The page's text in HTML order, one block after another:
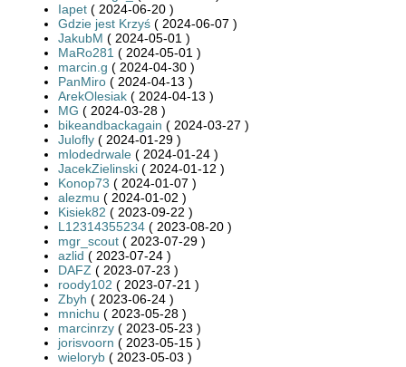
Iapet ( 2024-06-20 )
Gdzie jest Krzyś ( 2024-06-07 )
JakubM ( 2024-05-01 )
MaRo281 ( 2024-05-01 )
marcin.g ( 2024-04-30 )
PanMiro ( 2024-04-13 )
ArekOlesiak ( 2024-04-13 )
MG ( 2024-03-28 )
bikeandbackagain ( 2024-03-27 )
Julofly ( 2024-01-29 )
mlodedrwale ( 2024-01-24 )
JacekZielinski ( 2024-01-12 )
Konop73 ( 2024-01-07 )
alezmu ( 2024-01-02 )
Kisiek82 ( 2023-09-22 )
L12314355234 ( 2023-08-20 )
mgr_scout ( 2023-07-29 )
azlid ( 2023-07-24 )
DAFZ ( 2023-07-23 )
roody102 ( 2023-07-21 )
Zbyh ( 2023-06-24 )
mnichu ( 2023-05-28 )
marcinrzy ( 2023-05-23 )
jorisvoorn ( 2023-05-15 )
wieloryb ( 2023-05-03 )